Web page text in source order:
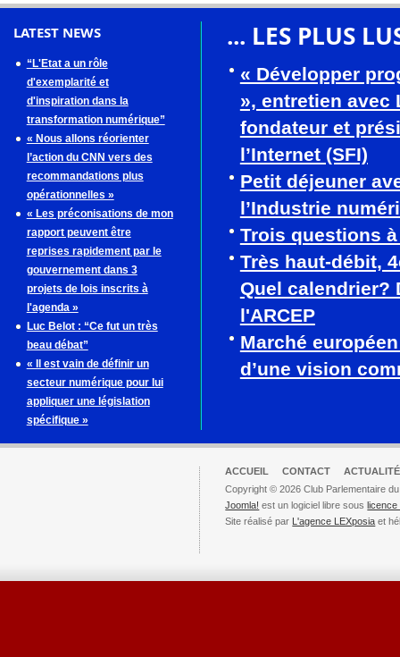
LATEST NEWS
“L'Etat a un rôle
d'exemplarité et
d'inspiration dans la
transformation numérique”
« Nous allons réorienter
l’action du CNN vers des
recommandations plus
opérationnelles »
« Les préconisations de mon
rapport peuvent être
reprises rapidement par le
gouvernement dans 3
projets de lois inscrits à
l'agenda »
Luc Belot : “Ce fut un très
beau débat”
« Il est vain de définir un
secteur numérique pour lui
appliquer une législation
spécifique »
... LES PLUS
« Développer
», entretien avec
fondateur et
l’Internet (SFI)
Petit déjeuner
l’Industrie
Trois questions
Très haut-débit,
Quel calendrier?
l'ARCEP
Marché
d’une vision
ACCUEIL CONTACT
Copyright © 2026 Club Parlementaire
Joomla! est un logiciel libre souslicence
Site réalisé par L'agence LEXposia et